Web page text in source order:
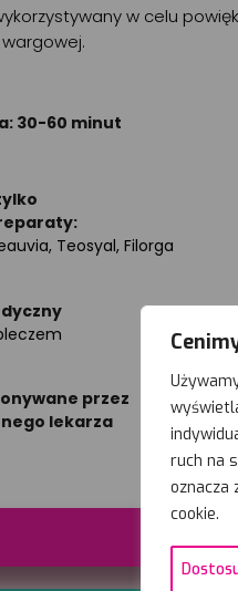
ruch na
oznacza
cookie.
w celu
30-60 minut
Teosyal, Filorga
przez
lekarza